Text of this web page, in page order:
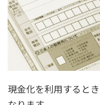
現金化を利用すると